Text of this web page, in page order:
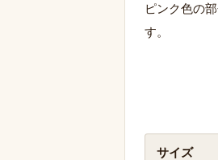
ピンク色の
す。
サイズ